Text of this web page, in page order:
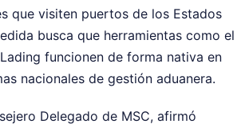
que visiten puertos de los Estados
busca que herramientas como el
funcionen de forma nativa en
nacionales de gestión aduanera.
Delegado de MSC, afirmó